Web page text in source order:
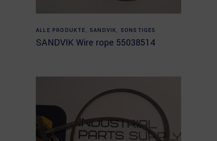
Read more
ALLE PRODUKTE , SANDVIK, SONSTIGES
SANDVIK Wire rope 55038514